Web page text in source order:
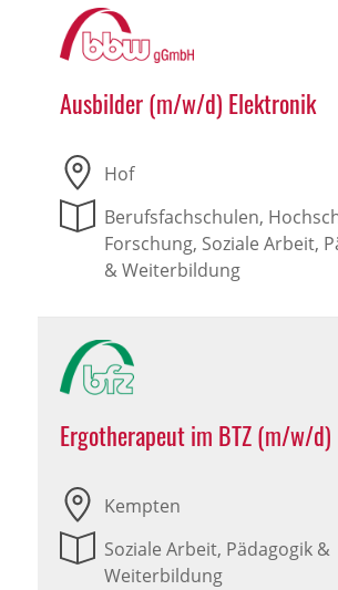
Ausbilder (m/w/d) Elektronik
Hof
Berufsfachschulen,
Forschung, Soziale Arbeit,
& Weiterbildung
Ergotherapeut im BTZ (m/w/d)
Kempten
Soziale Arbeit, Pädagogik &
Weiterbildung